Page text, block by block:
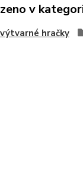
v
hračky